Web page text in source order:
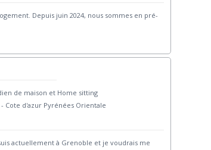
Depuis juin 2024, nous sommes en pré-
de maison et Home sitting
Cote d'azur Pyrénées Orientale
actuellement à Grenoble et je voudrais me